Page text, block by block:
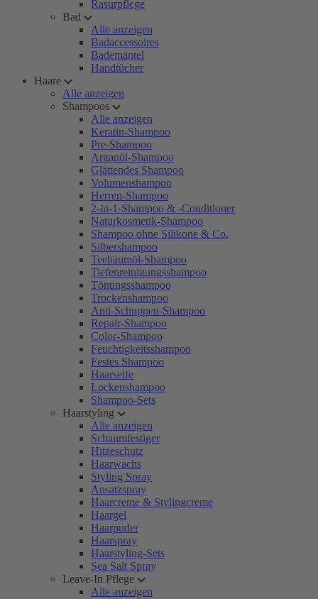
Rasurpflege
Bad
Alle anzeigen
Badaccessoires
Bademäntel
Handtücher
Haare
Alle anzeigen
Shampoos
Alle anzeigen
Keratin-Shampoo
Pre-Shampoo
Arganöl-Shampoo
Glättendes Shampoo
Volumenshampoo
Herren-Shampoo
2-in-1-Shampoo & -Conditioner
Naturkosmetik-Shampoo
Shampoo ohne Silikone & Co.
Silbershampoo
Teebaumöl-Shampoo
Tiefenreinigungsshampoo
Tönungsshampoo
Trockenshampoo
Anti-Schuppen-Shampoo
Repair-Shampoo
Color-Shampoo
Feuchtigkeitsshampoo
Festes Shampoo
Haarseife
Lockenshampoo
Shampoo-Sets
Haarstyling
Alle anzeigen
Schaumfestiger
Hitzeschutz
Haarwachs
Styling Spray
Ansatzspray
Haarcreme & Stylingcreme
Haargel
Haarpuder
Haarspray
Haarstyling-Sets
Sea Salt Spray
Leave-In Pflege
Alle anzeigen